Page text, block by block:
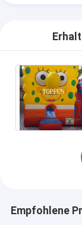
Empfohlene